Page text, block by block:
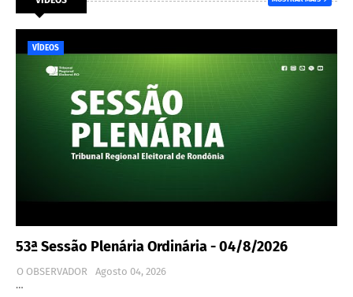
VÍDEOS
53ª Sessão Plenária Ordinária - 04/8/2026
O OBSERVADOR
Agosto 04, 2026
…